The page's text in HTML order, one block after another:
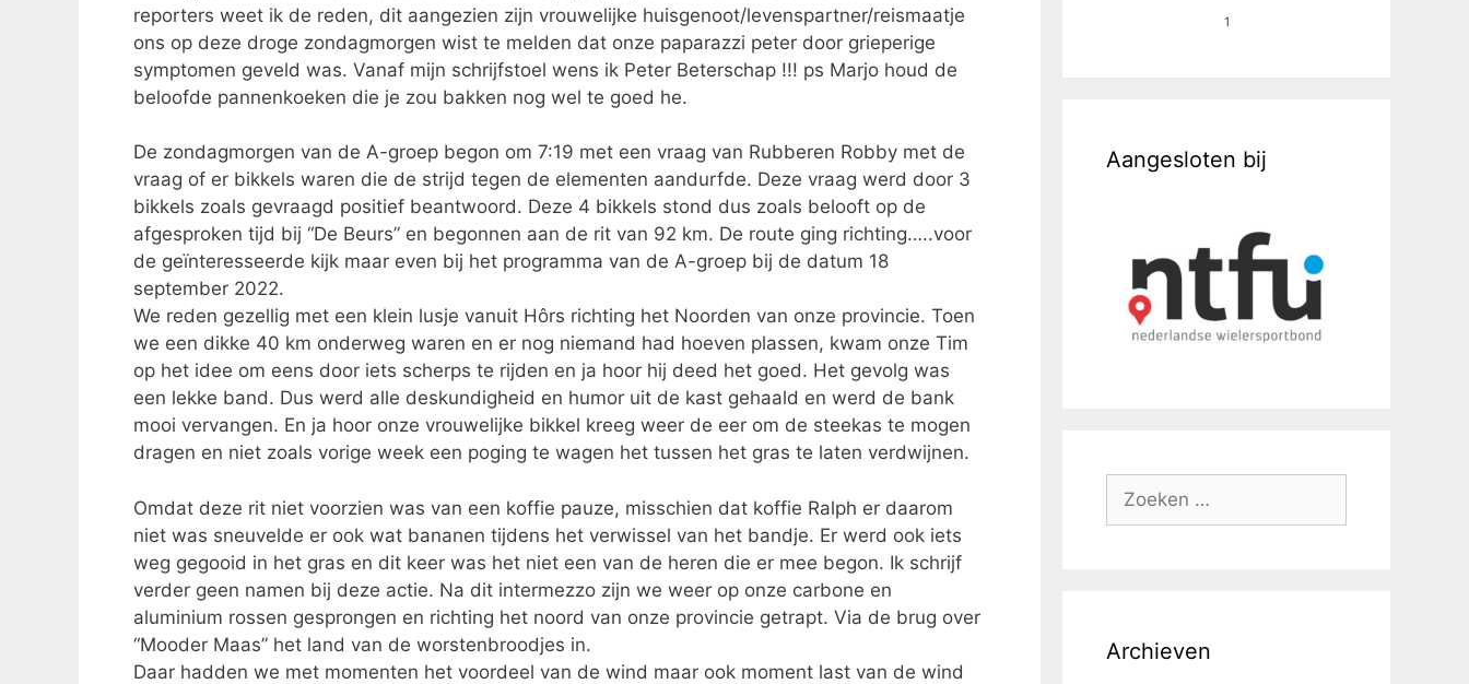
reporters weet ik de reden, dit aangezien zijn vrouwelijke huisgenoot/levenspartner/reismaatje
ons op deze droge zondagmorgen wist te melden dat onze paparazzi peter door grieperige
symptomen geveld was. Vanaf mijn schrijfstoel wens ik Peter Beterschap !!! ps Marjo houd de
beloofde pannenkoeken die je zou bakken nog wel te goed he.
De zondagmorgen van de A-groep begon om 7:19 met een vraag van Rubberen Robby met de
vraag of er bikkels waren die de strijd tegen de elementen aandurfde. Deze vraag werd door 3
bikkels zoals gevraagd positief beantwoord. Deze 4 bikkels stond dus zoals belooft op de
afgesproken tijd bij “De Beurs” en begonnen aan de rit van 92 km. De route ging richting…..voor
de geïnteresseerde kijk maar even bij het programma van de A-groep bij de datum 18
september 2022.
We reden gezellig met een klein lusje vanuit Hôrs richting het Noorden van onze provincie. Toen
we een dikke 40 km onderweg waren en er nog niemand had hoeven plassen, kwam onze Tim
op het idee om eens door iets scherps te rijden en ja hoor hij deed het goed. Het gevolg was
een lekke band. Dus werd alle deskundigheid en humor uit de kast gehaald en werd de bank
mooi vervangen. En ja hoor onze vrouwelijke bikkel kreeg weer de eer om de steekas te mogen
dragen en niet zoals vorige week een poging te wagen het tussen het gras te laten verdwijnen.
Omdat deze rit niet voorzien was van een koffie pauze, misschien dat koffie Ralph er daarom
niet was sneuvelde er ook wat bananen tijdens het verwissel van het bandje. Er werd ook iets
weg gegooid in het gras en dit keer was het niet een van de heren die er mee begon. Ik schrijf
verder geen namen bij deze actie. Na dit intermezzo zijn we weer op onze carbone en
aluminium rossen gesprongen en richting het noord van onze provincie getrapt. Via de brug over
“Mooder Maas” het land van de worstenbroodjes in.
Daar hadden we met momenten het voordeel van de wind maar ook moment last van de wind
1
Aangesloten bij
Archieven